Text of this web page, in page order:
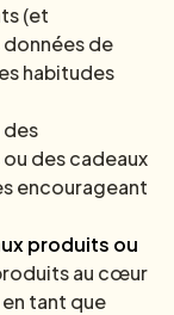
(et
de
habitudes
des
des cadeaux
encourageant
produits ou
au cœur
tant que